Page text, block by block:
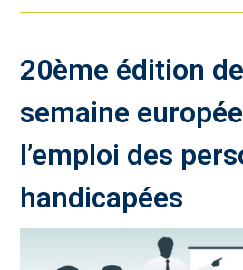
20ème édition
semaine
l’emploi des
handicapées